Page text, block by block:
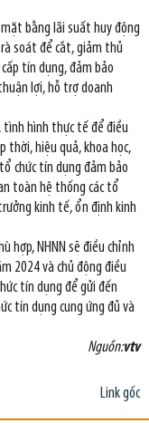
bằng lãi suất huy động
soát để cắt, giảm thủ
tín dụng, đảm bảo
lợi, hỗ trợ doanh
tình hình thực tế để điều
thời, hiệu quả, khoa học,
chức tín dụng đảm bảo
toàn hệ thống các tổ
kinh tế, ổn định kinh
hợp, NHNN sẽ điều chỉnh
2024 và chủ động điều
tín dụng để gửi đến
tín dụng cung ứng đủ và
Nguồn:vtv
Link gốc